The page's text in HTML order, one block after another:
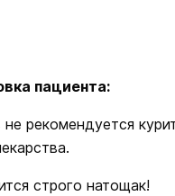
пациента:
рекомендуется
строго натощак!